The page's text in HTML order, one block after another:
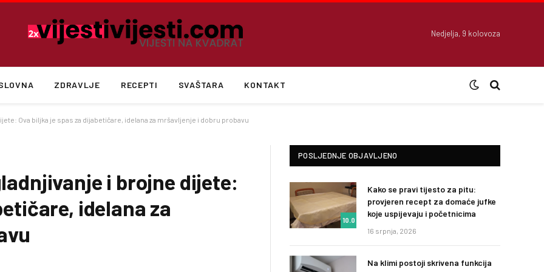
Nedjelja, 9 kolovoza
ZDRAVLJE RECEPTI SVAŠTARA KONTAKT
Ova biljka je spas za dijabetičare, idelana za mršavljenje i dobru probavu
i brojne dijete:
idelana za
POSLJEDNJE OBJAVLJENO
10.0
Kako se pravi tijesto za pitu:
provjeren recept za domaće jufke
koje uspijevaju i početnicima
16 srpnja, 2026
Na klimi postoji skrivena funkcija